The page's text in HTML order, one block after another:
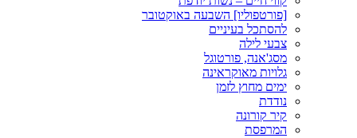
[פורטפוליו] השבעה באוקטובר
להסתכל בעיניים
צבעי לילה
מסג'אנה, פורטוגל
גלויות מאוקראינה
ימים מחוץ לזמן
נודדת
קיר קורונה
המרפסת